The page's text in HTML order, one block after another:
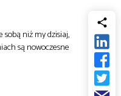
niż my dzisiaj,
są nowoczesne